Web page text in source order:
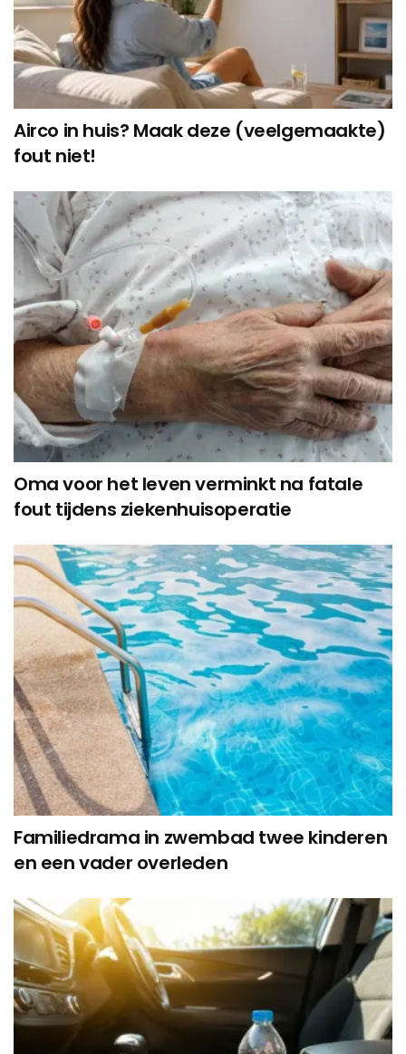
Airco in huis? Maak deze (veelgemaakte)
fout niet!
Oma voor het leven verminkt na fatale
fout tijdens ziekenhuisoperatie
Familiedrama in zwembad twee kinderen
en een vader overleden